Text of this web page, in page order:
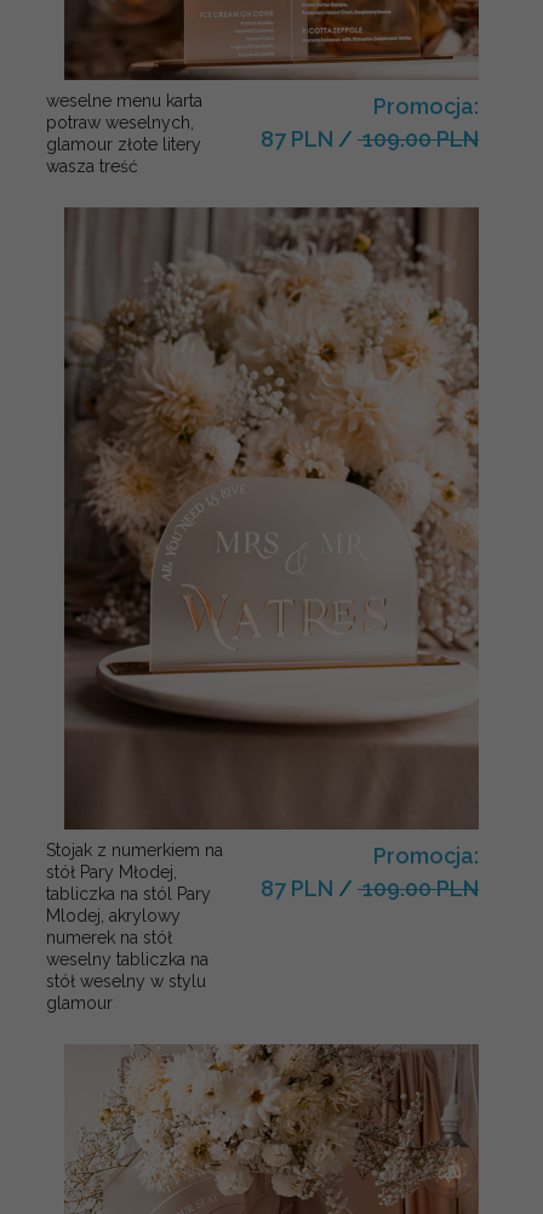
weselne menu karta
potraw weselnych,
glamour złote litery
wasza treść
Promocja:
87 PLN / 109.00 PLN
Stojak z numerkiem na
stół Pary Młodej,
tabliczka na stól Pary
Mlodej, akrylowy
numerek na stół
weselny tabliczka na
stół weselny w stylu
glamour
Promocja:
87 PLN / 109.00 PLN